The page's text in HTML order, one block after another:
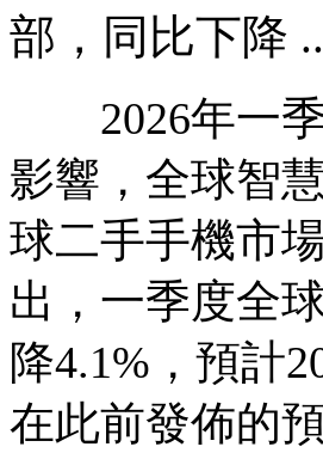
部，同比下降
2026年一季
影響，全球智
球二手手機市
出，一季度全
降4.1%，預計
在此前發佈的